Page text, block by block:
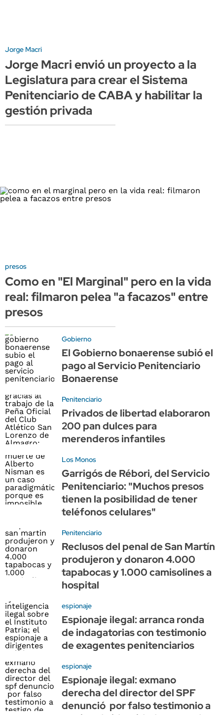
Jorge Macri
Jorge Macri envió un proyecto a la
Legislatura para crear el Sistema
Penitenciario de CABA y habilitar la
gestión privada
presos
Como en "El Marginal" pero en la vida
real: filmaron pelea "a facazos" entre
presos
Gobierno
El Gobierno bonaerense subió el
pago al Servicio Penitenciario
Bonaerense
Penitenciario
Privados de libertad elaboraron
200 pan dulces para
merenderos infantiles
Los Monos
Garrigós de Rébori, del Servicio
Penitenciario: "Muchos presos
tienen la posibilidad de tener
teléfonos celulares"
Penitenciario
Reclusos del penal de San Martín
produjeron y donaron 4.000
tapabocas y 1.000 camisolines a
hospital
espionaje
Espionaje ilegal: arranca ronda
de indagatorias con testimonio
de exagentes penitenciarios
espionaje
Espionaje ilegal: exmano
derecha del director del SPF
denunció por falso testimonio a